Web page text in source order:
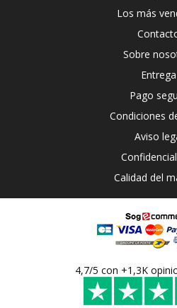
Los más
Sobre
Entrega
Pago
Condiciones
Aviso
Calidad del
4,7/5 con +1,3K